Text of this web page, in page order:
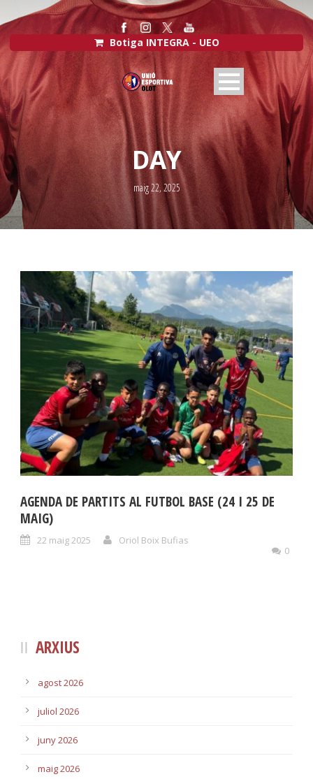
Botiga INTEGRA - UEO
DAY
maig 22, 2025
AGENDA DE PARTITS AL FUTBOL BASE (24 I 25 DE
MAIG)
22 maig 2025
Oriol Boix Bufias
0
ARXIUS
agost 2026
juliol 2026
juny 2026
maig 2026